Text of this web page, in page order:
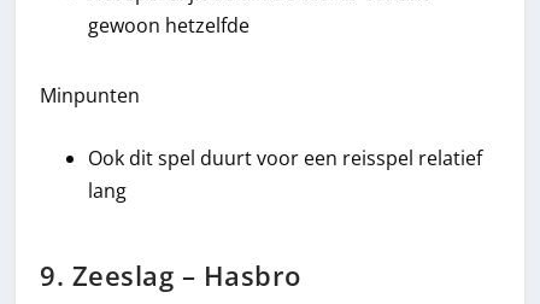
gewoon hetzelfde
Minpunten
Ook dit spel duurt voor een reisspel relatief
lang
9. Zeeslag – Hasbro